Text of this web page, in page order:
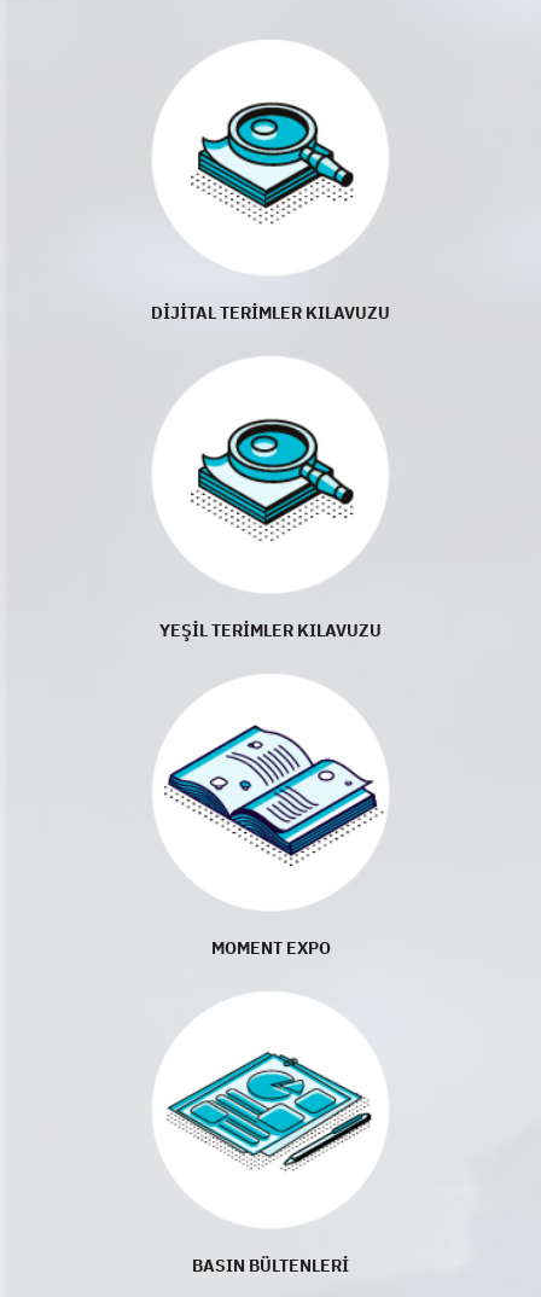
DİJİTAL TERİMLER KILAVUZU
YEŞİL TERİMLER KILAVUZU
MOMENT EXPO
BASIN BÜLTENLERİ